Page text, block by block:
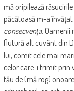
mă oripilează
păcătoasă m-a
consecvența. Oamenii
flutură alt cuvânt din
lui, comit cele mai
celor care-i trimit prin
tău de (mă rog)